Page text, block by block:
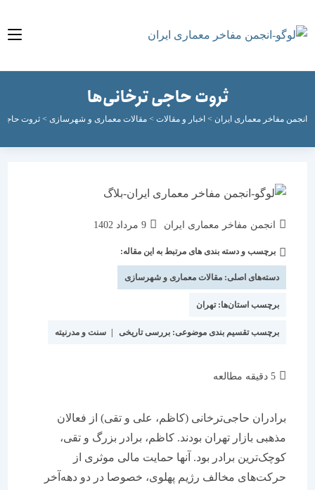
ثروت حاجی ترخانی‌ها
مفاخر معماری ایران > اخبار و مقالات>مقالات معماری و شهرسازی>ثروت حاجی
انجمن مفاخر معماری ایران
نوشته
شده
است:
9 مرداد 1402
برچسب و دسته بندی های مرتبط به این مقاله:
دسته‌های اصلی:مقالات معماری و شهرسازی
برچسب استان‌ها:تهران
برچسب تقسیم بندی موضوعی:بررسی تاریخی | سنت و مدرنیته
برادران حاجی‌ترخانی (کاظم، علی و تقی) از فعالان
مذهبی بازار تهران بودند. کاظم، برادر بزرگ و تقی،
کوچک‌ترین برادر بود. آنها حمایت مالی موثری از
حرکت‌های مخالف رژیم پهلوی، خصوصا در دو دهه‌آخر